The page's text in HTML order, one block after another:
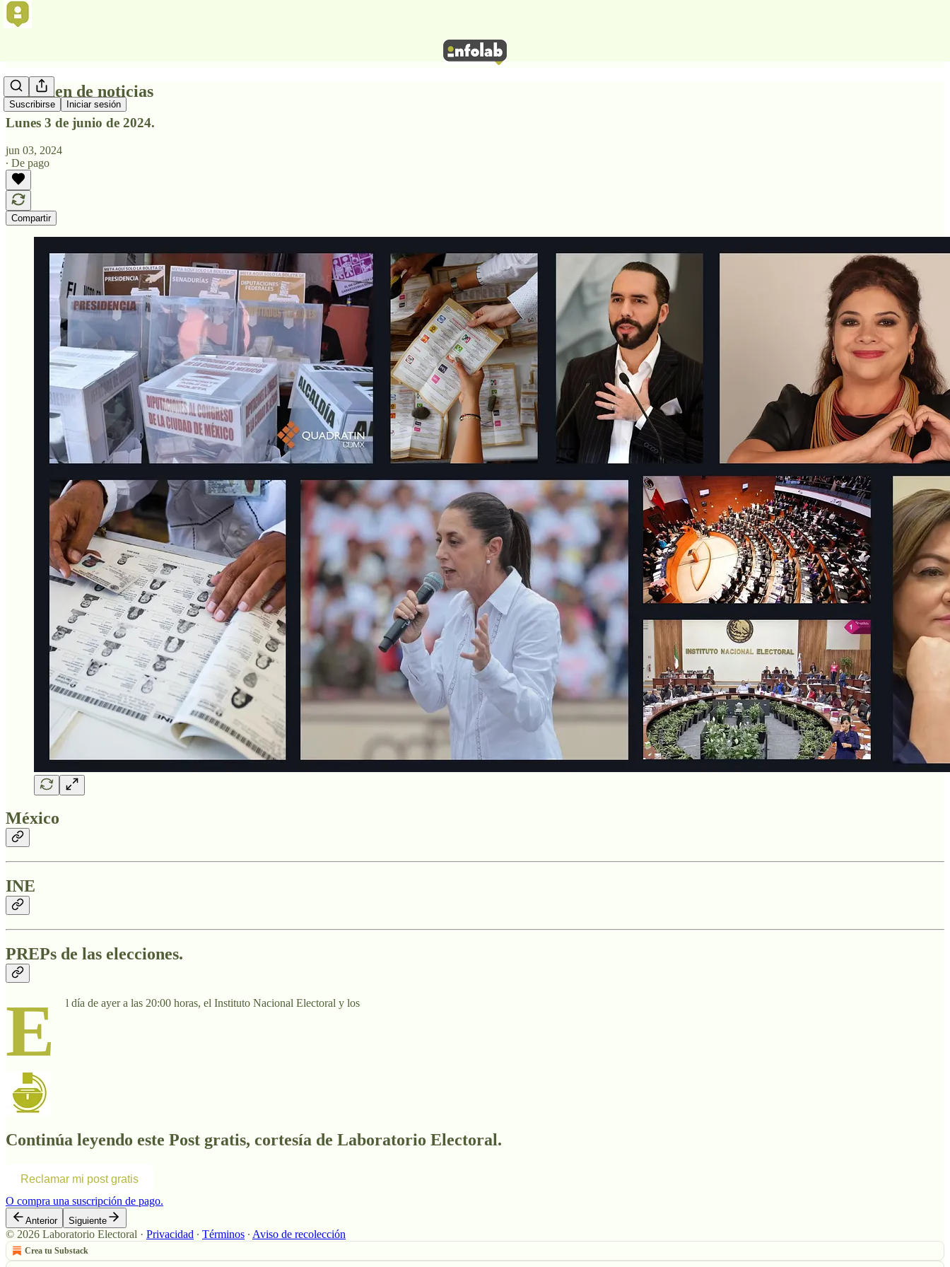
Suscribirse Iniciar sesión
Resumen de noticias
Lunes 3 de junio de 2024.
jun 03, 2024
∙ De pago
Compartir
México
INE
PREPs de las elecciones.
E l día de ayer a las 20:00 horas, el Instituto Nacional Electoral y los
Continúa leyendo este Post gratis, cortesía de Laboratorio Electoral.
Reclamar mi post gratis
O compra una suscripción de pago.
Anterior Siguiente
© 2026 Laboratorio Electoral · Privacidad ∙ Términos ∙ Aviso de recolección
Crea tu Substack